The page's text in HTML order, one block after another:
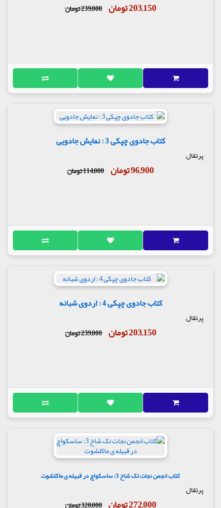
203,150 تومان 239,000 تومان
کتاب جادوی چپکی 3 : نمایش جادویی
پرتقال
96,900 تومان 114,000 تومان
کتاب جادوی چپکی 4 : اردوی شبانه
پرتقال
203,150 تومان 239,000 تومان
کتاب انجمن نجات تک شاخ 3: ساسکواچ در قبیله ی ماکلشوت
پرتقال
320,000 تومان